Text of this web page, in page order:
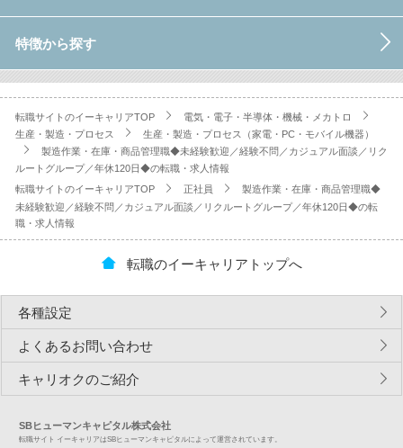
特徴から探す
転職サイトのイーキャリアTOP
電気・電子・半導体・機械・メカトロ
生産・製造・プロセス
生産・製造・プロセス（家電・PC・モバイル機器）
製造作業・在庫・商品管理職◆未経験歓迎／経験不問／カジュアル面談／リク
ルートグループ／年休120日◆の転職・求人情報
転職サイトのイーキャリアTOP
正社員
製造作業・在庫・商品管理職◆
未経験歓迎／経験不問／カジュアル面談／リクルートグループ／年休120日◆の転
職・求人情報
転職のイーキャリアトップへ
各種設定
よくあるお問い合わせ
キャリオクのご紹介
SBヒューマンキャピタル株式会社
転職サイト イーキャリアはSBヒューマンキャピタルによって運営されています。